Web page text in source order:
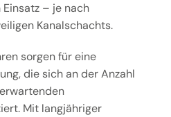
– je nach
Kanalschachts.
sorgen für eine
die sich an der Anzahl
Mit langjähriger